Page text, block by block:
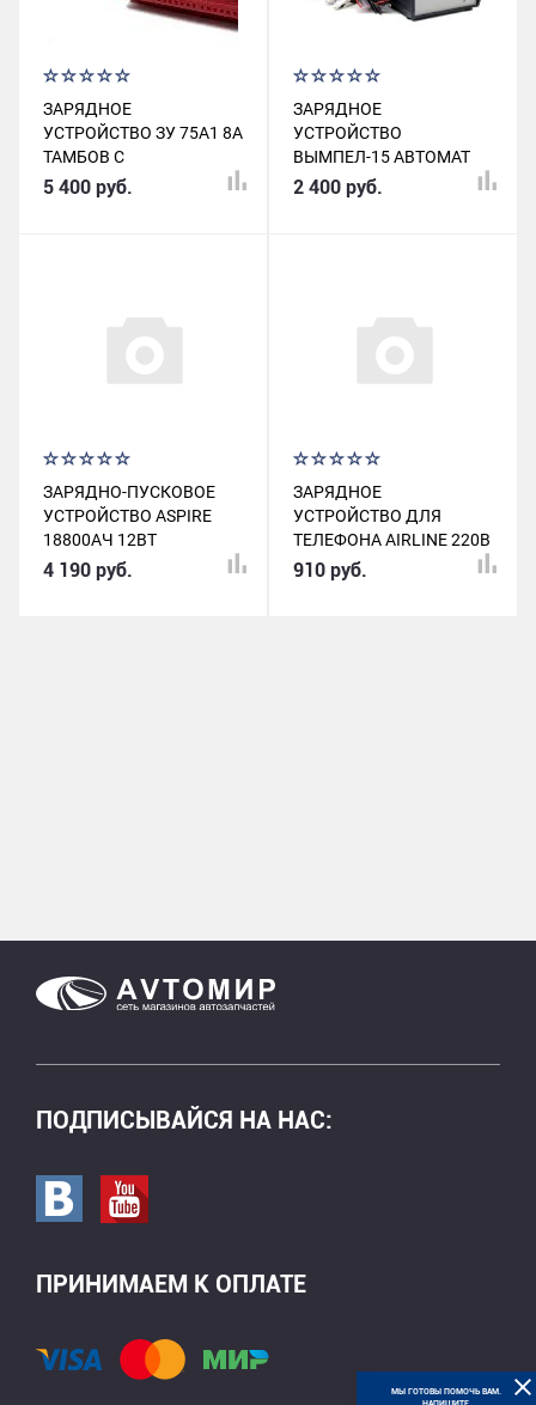
ЗАРЯДНОЕ
УСТРОЙСТВО ЗУ 75А1 8А
ТАМБОВ С
РЕГУЛЯТОРОМ
5 400 руб.
ЗАРЯДНОЕ
УСТРОЙСТВО
ВЫМПЕЛ-15 АВТОМАТ
12В 6А С.ПЕТЕРБУРГ
2 400 руб.
ЗАРЯДНО-ПУСКОВОЕ
УСТРОЙСТВО ASPIRE
18800АЧ 12ВТ
(ПУСК.ТОК 600А)
4 190 руб.
ЗАРЯДНОЕ
УСТРОЙСТВО ДЛЯ
ТЕЛЕФОНА AIRLINE 220В
TYPE-C PD+QC 3.0 20BТ
910 руб.
ПОДПИСЫВАЙСЯ НА НАС:
Перейти в вк
ПРИНИМАЕМ К ОПЛАТЕ
МЫ ГОТОВЫ ПОМОЧЬ ВАМ.